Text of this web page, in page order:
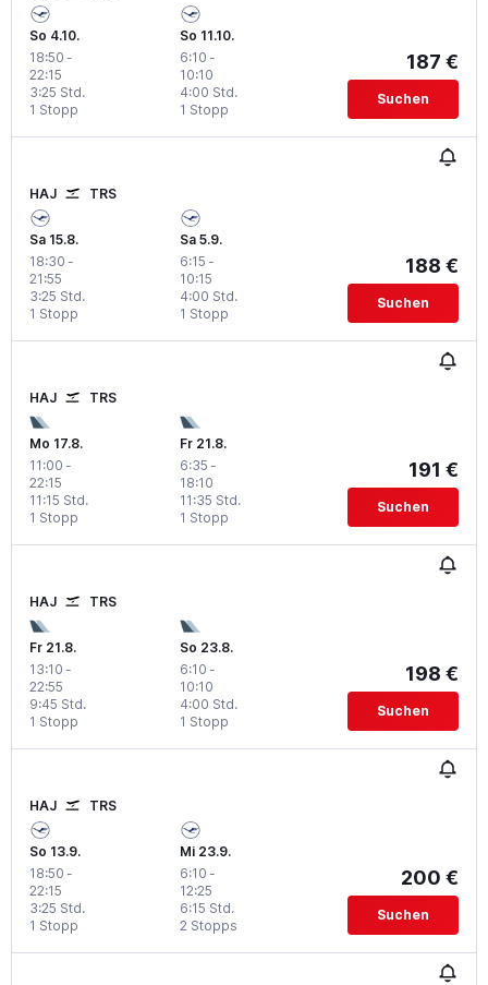
So 4.10.
18:50 -
22:15
1 Stopp
3:25 Std.
So 11.10.
6:10 -
10:10
1 Stopp
4:00 Std.
187 €
Suchen
HAJ TRS
Sa 15.8.
18:30 -
21:55
1 Stopp
3:25 Std.
Sa 5.9.
6:15 -
10:15
1 Stopp
4:00 Std.
188 €
Suchen
HAJ TRS
Mo 17.8.
11:00 -
22:15
1 Stopp
11:15 Std.
Fr 21.8.
6:35 -
18:10
1 Stopp
11:35 Std.
191 €
Suchen
HAJ TRS
Fr 21.8.
13:10 -
22:55
1 Stopp
9:45 Std.
So 23.8.
6:10 -
10:10
1 Stopp
4:00 Std.
198 €
Suchen
HAJ TRS
So 13.9.
18:50 -
22:15
1 Stopp
3:25 Std.
Mi 23.9.
6:10 -
12:25
2 Stopps
6:15 Std.
200 €
Suchen